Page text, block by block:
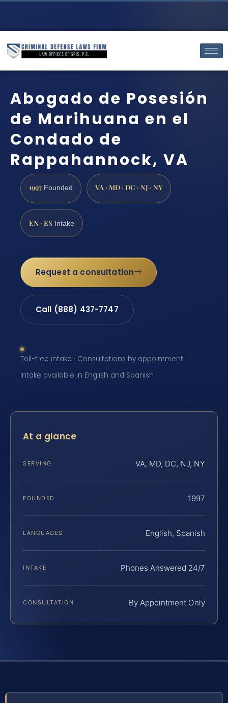
Abogado de Posesión
de Marihuana en el
Condado de
Rappahannock, VA
1997 Founded VA · MD · DC · NJ · NY
EN · ES Intake
Request a consultation
Call (888) 437-7747
Toll-free intake · Consultations by appointment ·
Intake available in English and Spanish
At a glance
SERVING VA, MD, DC, NJ, NY
FOUNDED 1997
LANGUAGES English, Spanish
INTAKE Phones Answered 24/7
CONSULTATION By Appointment Only